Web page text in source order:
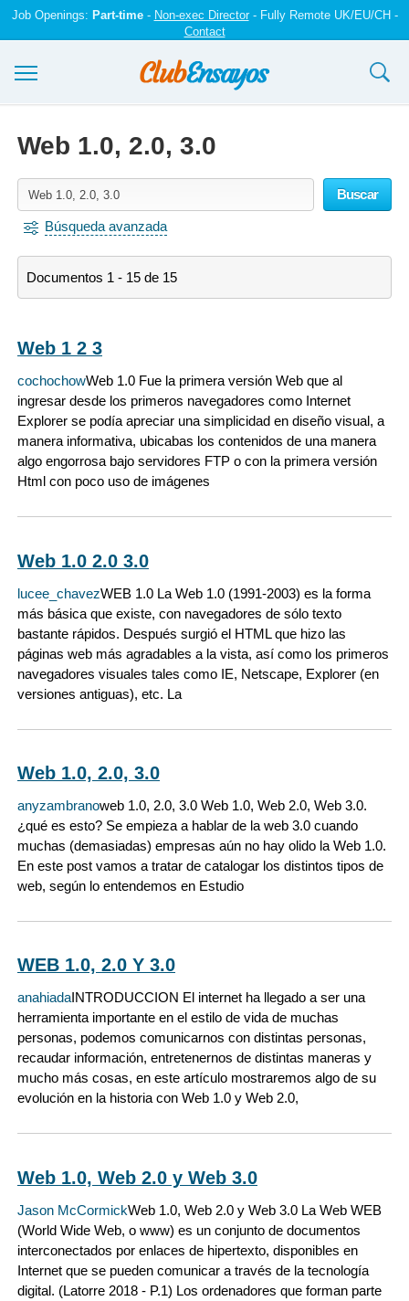
Job Openings: Part-time- Non-exec Director- Fully Remote UK/EU/CH -
Contact
Iniciar sesión
Web 1.0, 2.0, 3.0
Buscar
Búsqueda avanzada
Documentos 1 - 15 de 15
Web 1 2 3
cochochowWeb 1.0 Fue la primera versión Web que al
ingresar desde los primeros navegadores como Internet
Explorer se podía apreciar una simplicidad en diseño visual, a
manera informativa, ubicabas los contenidos de una manera
algo engorrosa bajo servidores FTP o con la primera versión
Html con poco uso de imágenes
Web 1.0 2.0 3.0
lucee_chavezWEB 1.0 La Web 1.0 (1991-2003) es la forma
más básica que existe, con navegadores de sólo texto
bastante rápidos. Después surgió el HTML que hizo las
páginas web más agradables a la vista, así como los primeros
navegadores visuales tales como IE, Netscape, Explorer (en
versiones antiguas), etc. La
Web 1.0, 2.0, 3.0
anyzambranoweb 1.0, 2.0, 3.0 Web 1.0, Web 2.0, Web 3.0.
¿qué es esto? Se empieza a hablar de la web 3.0 cuando
muchas (demasiadas) empresas aún no hay olido la Web 1.0.
En este post vamos a tratar de catalogar los distintos tipos de
web, según lo entendemos en Estudio
WEB 1.0, 2.0 Y 3.0
anahiadaINTRODUCCION El internet ha llegado a ser una
herramienta importante en el estilo de vida de muchas
personas, podemos comunicarnos con distintas personas,
recaudar información, entretenernos de distintas maneras y
mucho más cosas, en este artículo mostraremos algo de su
evolución en la historia con Web 1.0 y Web 2.0,
Web 1.0, Web 2.0 y Web 3.0
Jason McCormickWeb 1.0, Web 2.0 y Web 3.0 La Web WEB
(World Wide Web, o www) es un conjunto de documentos
interconectados por enlaces de hipertexto, disponibles en
Internet que se pueden comunicar a través de la tecnología
digital. (Latorre 2018 - P.1) Los ordenadores que forman parte